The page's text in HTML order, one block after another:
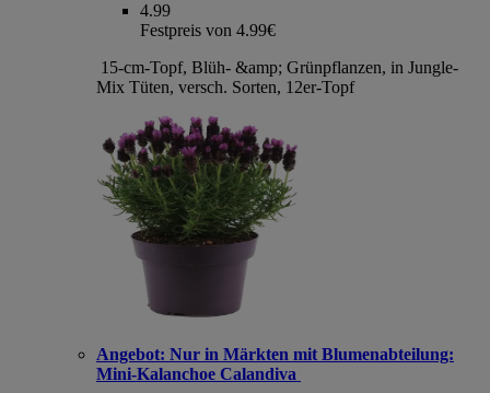
4.99
Festpreis von 4.99€
15-cm-Topf, Blüh- &amp; Grünpflanzen, in Jungle-
Mix Tüten, versch. Sorten, 12er-Topf
Angebot: Nur in Märkten mit Blumenabteilung:
Mini-Kalanchoe Calandiva